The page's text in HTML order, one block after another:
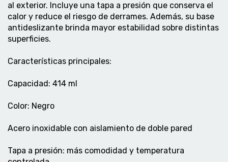
al exterior. Incluye una tapa a presión que conserva el
calor y reduce el riesgo de derrames. Además, su base
antideslizante brinda mayor estabilidad sobre distintas
superficies.
Características principales:
Capacidad: 414 ml
Color: Negro
Acero inoxidable con aislamiento de doble pared
Tapa a presión: más comodidad y temperatura